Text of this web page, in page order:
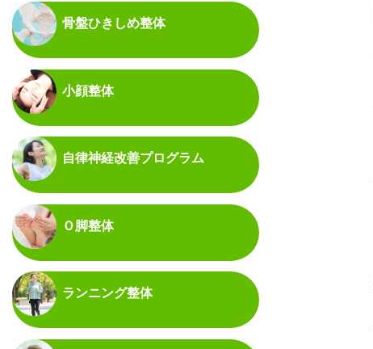
骨盤ひきしめ整体
小顔整体
自律神経改善プログラム
Ｏ脚整体
ランニング整体